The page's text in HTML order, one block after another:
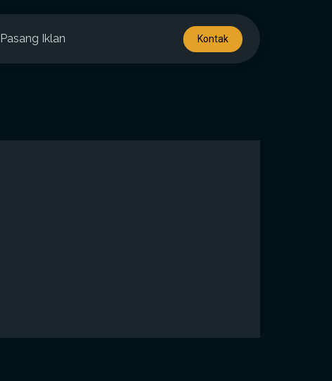
Pasang Iklan Kontak